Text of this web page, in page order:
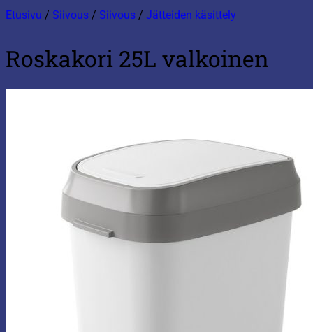
Etusivu / Siivous / Siivous / Jätteiden käsittely
Roskakori 25L valkoinen